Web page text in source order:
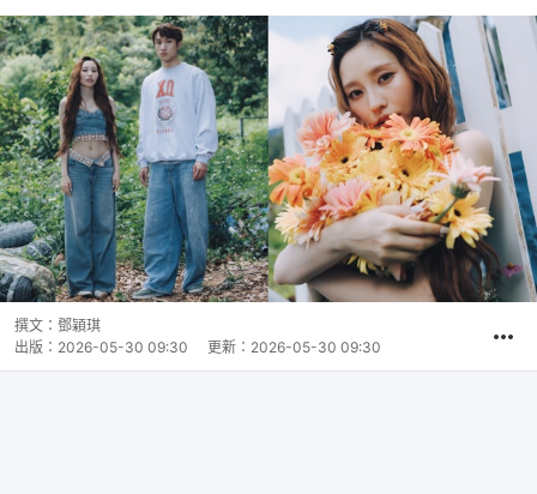
撰文： 鄧穎琪
出版： 2026-05-30 09:30 更新： 2026-05-30 09:30